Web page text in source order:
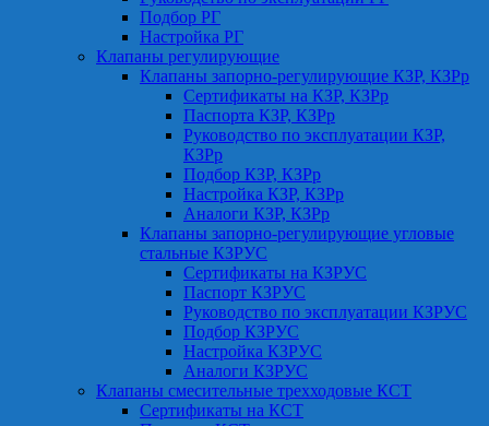
Подбор РГ
Настройка РГ
Клапаны регулирующие
Клапаны запорно-регулирующие КЗР, КЗРр
Сертификаты на КЗР, КЗРр
Паспорта КЗР, КЗРр
Руководство по эксплуатации КЗР,
КЗРр
Подбор КЗР, КЗРр
Настройка КЗР, КЗРр
Аналоги КЗР, КЗРр
Клапаны запорно-регулирующие угловые
стальные КЗРУС
Сертификаты на КЗРУС
Паспорт КЗРУС
Руководство по эксплуатации КЗРУС
Подбор КЗРУС
Настройка КЗРУС
Аналоги КЗРУС
Клапаны смесительные трехходовые КСТ
Сертификаты на КСТ